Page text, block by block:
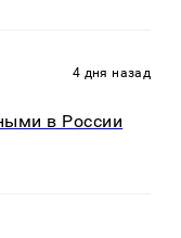
4 дня назад
в России